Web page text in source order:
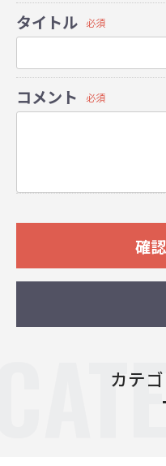
タイトル
必須
コメント 必須
確
カテ